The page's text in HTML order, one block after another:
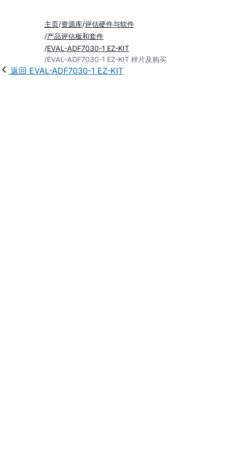
主页 资源库 评估硬件与软件
产品评估板和套件
EVAL-ADF7030-1 EZ-KIT
EVAL-ADF7030-1 EZ-KIT 样片及购买
返回 EVAL-ADF7030-1 EZ-KIT